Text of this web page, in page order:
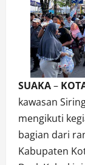
SUAKA–
kawasan
mengikuti
bagian dari
Kabupaten